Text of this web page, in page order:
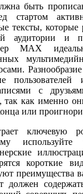
быть
стартом
тексты,
аудитории и
MAX
с
так как именно
или
ключевую
используйте
короткие
преимущества
должен